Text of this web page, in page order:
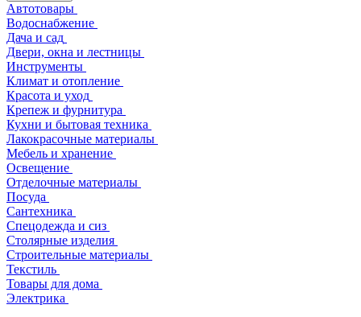
Автотовары
Водоснабжение
Дача и сад
Двери, окна и лестницы
Инструменты
Климат и отопление
Красота и уход
Крепеж и фурнитура
Кухни и бытовая техника
Лакокрасочные материалы
Мебель и хранение
Освещение
Отделочные материалы
Посуда
Сантехника
Спецодежда и сиз
Столярные изделия
Строительные материалы
Текстиль
Товары для дома
Электрика